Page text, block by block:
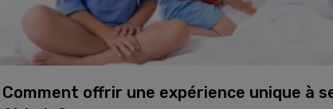
Comment offrir une expérience unique à